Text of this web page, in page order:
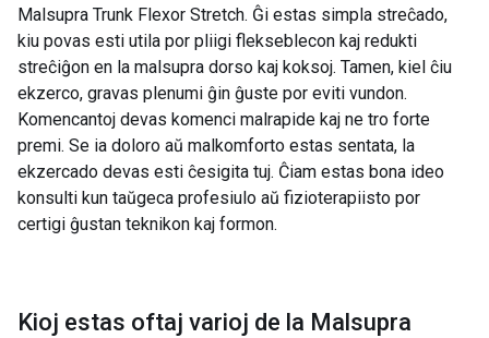
Malsupra Trunk Flexor Stretch. Ĝi estas simpla streĉado,
kiu povas esti utila por pliigi flekseblecon kaj redukti
streĉiĝon en la malsupra dorso kaj koksoj. Tamen, kiel ĉiu
ekzerco, gravas plenumi ĝin ĝuste por eviti vundon.
Komencantoj devas komenci malrapide kaj ne tro forte
premi. Se ia doloro aŭ malkomforto estas sentata, la
ekzercado devas esti ĉesigita tuj. Ĉiam estas bona ideo
konsulti kun taŭgeca profesiulo aŭ fizioterapiisto por
certigi ĝustan teknikon kaj formon.
Kioj estas oftaj varioj de la Malsupra